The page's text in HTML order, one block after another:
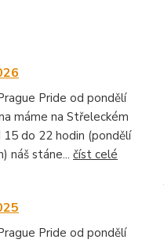
Pride od pondělí
máme na Střeleckém
do 22 hodin (pondělí
náš stáne... číst celé
Pride od pondělí